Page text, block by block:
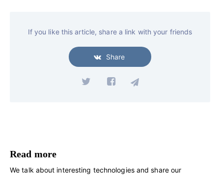
If you like this article, share a link with your friends
Share
Read more
We talk about interesting technologies and share our